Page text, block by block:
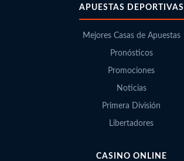
APUESTAS DEPORTIVAS
Mejores Casas de Apuestas
Pronósticos
Promociones
Noticias
Primera División
Libertadores
CASINO ONLINE